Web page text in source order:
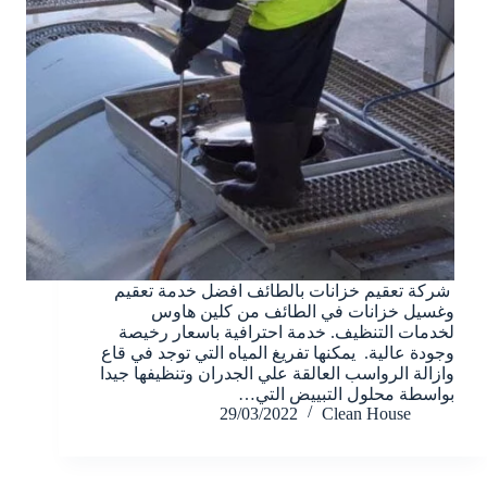
شركة تعقيم خزانات بالطائف افضل خدمة تعقيم
وغسيل خزانات في الطائف من كلين هاوس
لخدمات التنظيف. خدمة احترافية باسعار رخيصة
وجودة عالية. يمكنها تفريغ المياه التي توجد في قاع
وازالة الرواسب العالقة علي الجدران وتنظيفها جيدا
بواسطة محلول التبييض التي…
Clean House
29/03/2022